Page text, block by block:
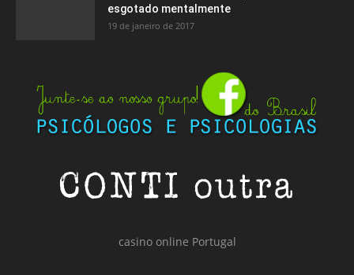
esgotado mentalmente
19 de janeiro de 2017
casino online Portugal